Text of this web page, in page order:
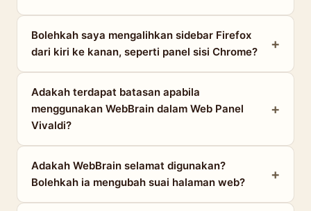
Bolehkah saya mengalihkan sidebar Firefox
dari kiri ke kanan, seperti panel sisi Chrome?
Adakah terdapat batasan apabila
menggunakan WebBrain dalam Web Panel
Vivaldi?
Adakah WebBrain selamat digunakan?
Bolehkah ia mengubah suai halaman web?